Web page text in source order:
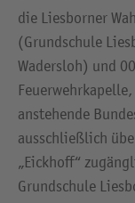
die Liesborner
(Grundschule
Wadersloh) und
anstehende
ausschließlich
„Eickhoff“
Grundschule